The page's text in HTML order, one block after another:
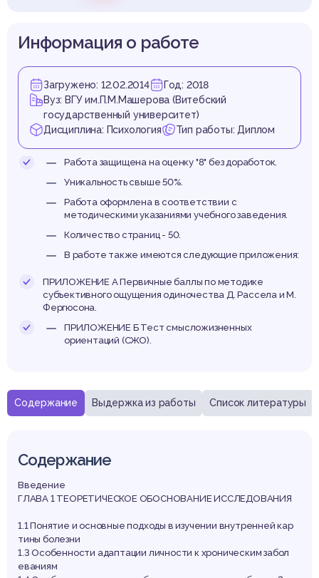
типа
Содержание Выдержка из работы Список литературы
Содержание
Введение
ГЛАВА 1 ТЕОРЕТИЧЕСКОЕ ОБОСНОВАНИЕ ИССЛЕДОВАНИЯ
1.1 Понятие и основные подходы в изучении внутренней кар
тины болезни
1.3 Особенности адаптации личности к хроническим забол
еваниям
Информация о работе
Загружено: 12.02.2014
Год: 2018
Вуз: ВГУ им.П.М.Машерова (Витебский
государственный университет)
Дисциплина: Психология
Тип работы: Диплом
Работа защищена на оценку "8" без доработок.
Уникальность свыше 50%.
Работа оформлена в соответствии с
методическими указаниями учебного заведения.
Количество страниц - 50.
В работе также имеются следующие приложения:
ПРИЛОЖЕНИЕ А Первичные баллы по методике
субъективного ощущения одиночества Д. Рассела и М.
Фергюсона.
ПРИЛОЖЕНИЕ Б Тест смысложизненных
ориентаций (СЖО).